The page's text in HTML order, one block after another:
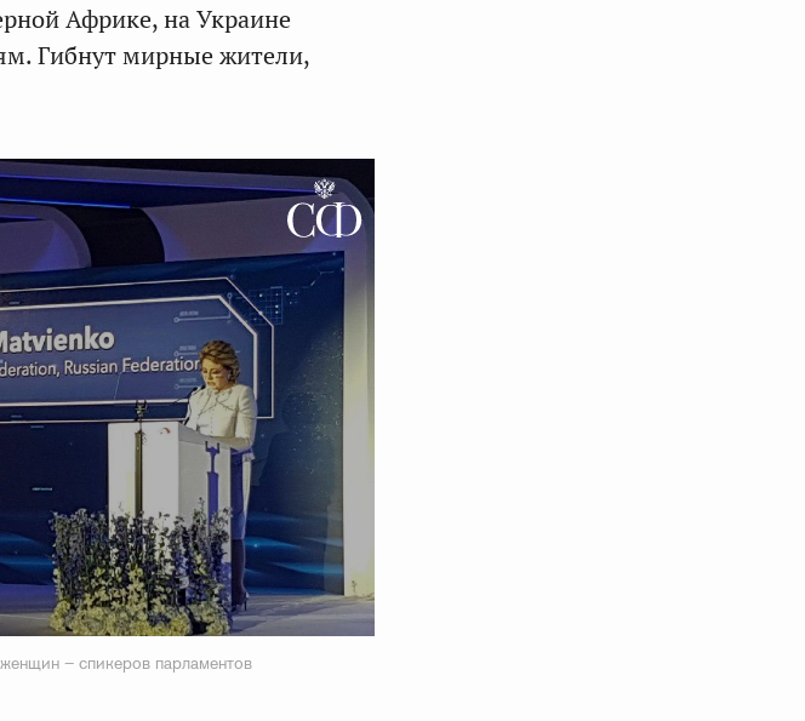
Африке, на Украине
Гибнут мирные жители,
– спикеров парламентов